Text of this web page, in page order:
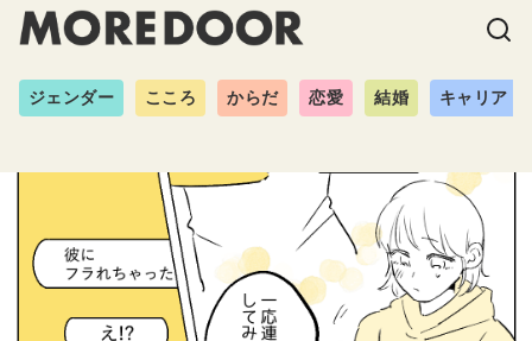
ジェンダー こころ からだ 恋愛 結婚 キャリア